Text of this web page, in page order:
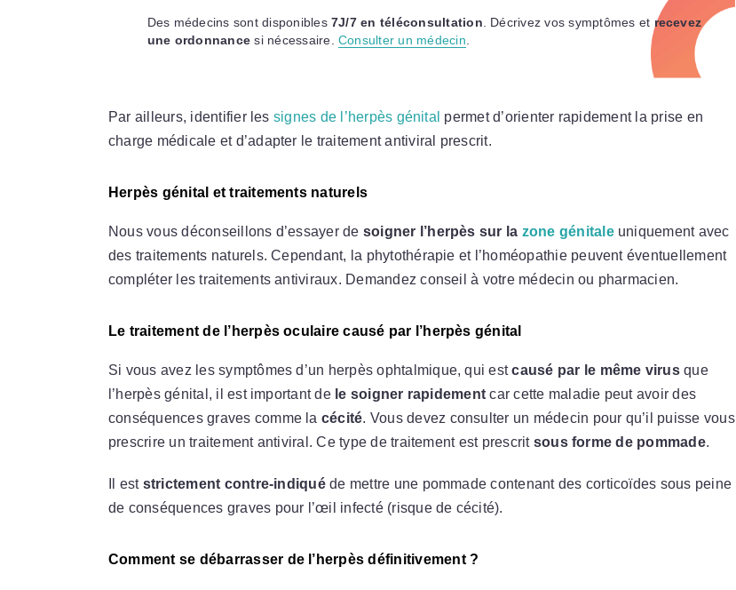
Des médecins sont disponibles 7J/7 en téléconsultation . Décrivez vos symptômes et recevez
une ordonnance si nécessaire.Consulter un médecin
Par ailleurs, identifier les signes de l’herpès génital permet d’orienter rapidement la prise en
charge médicale et d’adapter le traitement antiviral prescrit.
Herpès génital et traitements naturels
Nous vous déconseillons d’essayer de soigner l’herpès sur la zone génitaleuniquement avec
des traitements naturels. Cependant, la phytothérapie et l’homéopathie peuvent éventuellement
compléter les traitements antiviraux. Demandez conseil à votre médecin ou pharmacien.
Le traitement de l’herpès oculaire causé par l’herpès génital
Si vous avez les symptômes d’un herpès ophtalmique, qui estcausé par le même virusque
l’herpès génital, il est important de le soigner rapidement car cette maladie peut avoir des
conséquences graves comme la cécité. Vous devez consulter un médecin pour qu’il puisse vous
prescrire un traitement antiviral. Ce type de traitement est prescrit sous forme de pommade.
Il est strictement contre-indiquéde mettre une pommade contenant des corticoïdes sous peine
de conséquences graves pour l’œil infecté (risque de cécité).
Comment se débarrasser de l’herpès définitivement ?